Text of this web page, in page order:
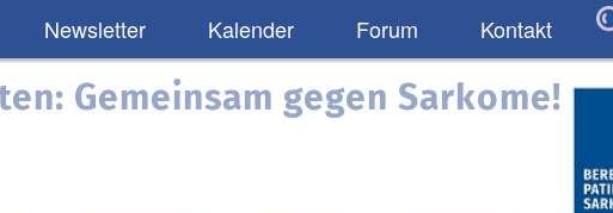
Newsletter Kalender Forum Kontakt
Gemeinsam gegen Sarkome!